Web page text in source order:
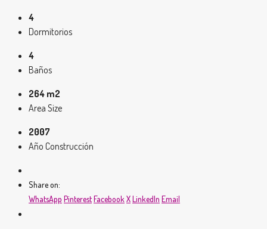
4
Dormitorios
4
Baños
264 m2
Area Size
2007
Año Construcción
Share on:
WhatsApp PinterestFacebook XLinkedIn Email